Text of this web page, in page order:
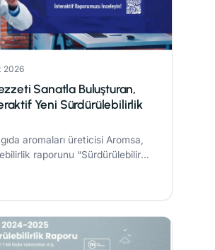
2026
Sanatla Buluşturan,
Yeni Sürdürülebilirlik
aromaları üreticisi Aromsa,
raporunu “Sürdürülebilir